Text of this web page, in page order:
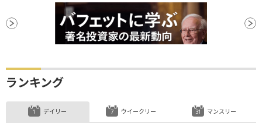
ナスダック100
パフォーマンス
安値
利下げ
ランキング
デイリー ウイークリー マンスリー